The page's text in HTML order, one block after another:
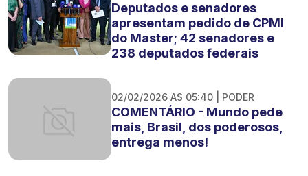
Deputados e senadores
apresentam pedido de CPMI
do Master; 42 senadores e
238 deputados federais
02/02/2026 AS 05:40 | PODER
COMENTÁRIO - Mundo pede
mais, Brasil, dos poderosos,
entrega menos!